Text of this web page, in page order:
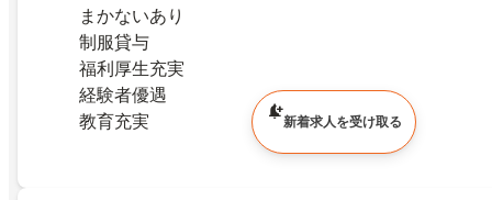
まかないあり
制服貸与
福利厚生充実
経験者優遇
教育充実
新着求人を受け取る